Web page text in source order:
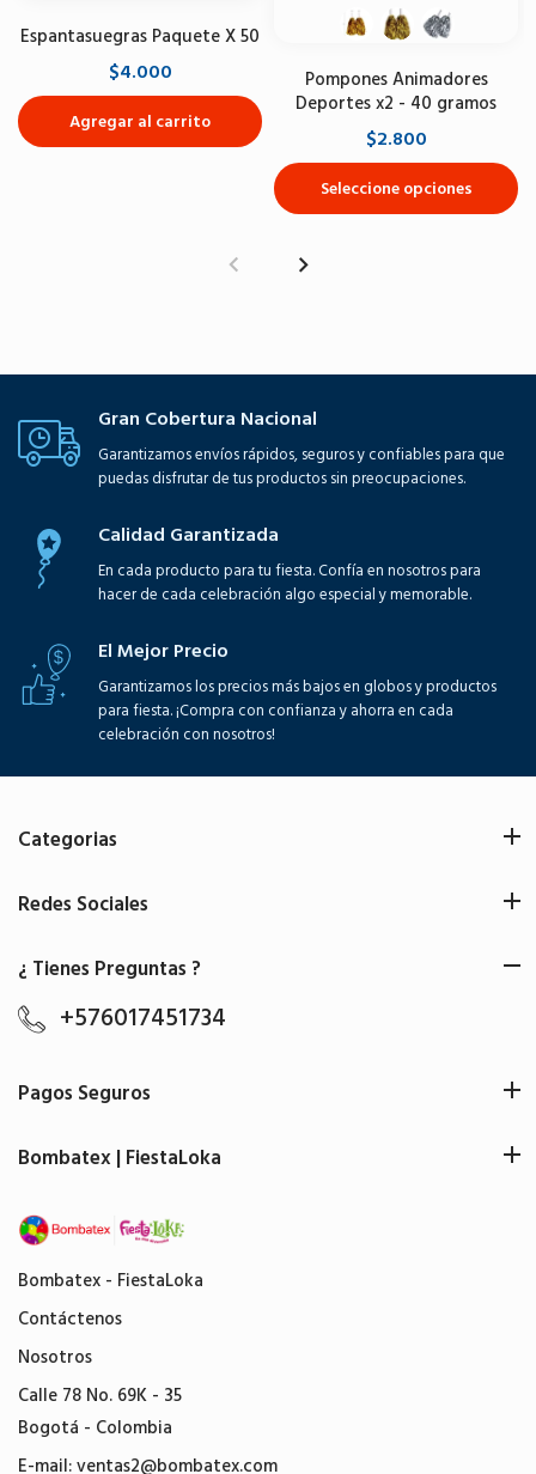
Espantasuegras Paquete X 50
$4.000
Agregar al carrito
Pompones Animadores
Deportes x2 - 40 gramos
$2.800
Seleccione opciones
Gran Cobertura Nacional
Garantizamos envíos rápidos, seguros y confiables para que
puedas disfrutar de tus productos sin preocupaciones.
Calidad Garantizada
En cada producto para tu fiesta. Confía en nosotros para
hacer de cada celebración algo especial y memorable.
El Mejor Precio
Garantizamos los precios más bajos en globos y productos
para fiesta. ¡Compra con confianza y ahorra en cada
celebración con nosotros!
Bombatex - FiestaLoka
Contáctenos
Nosotros
Calle 78 No. 69K - 35
Bogotá - Colombia
E-mail:ventas2@bombatex.com
Categorias
Redes Sociales
¿ Tienes Preguntas ?
+576017451734
Pagos Seguros
Bombatex | FiestaLoka